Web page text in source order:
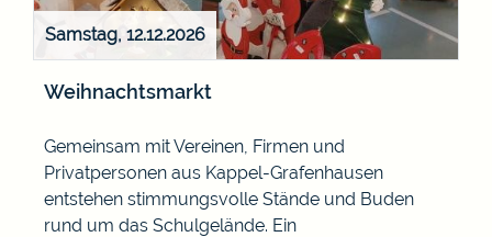
Samstag, 12.12.2026
Weihnachtsmarkt
Gemeinsam mit Vereinen, Firmen und
Privatpersonen aus Kappel-Grafenhausen
entstehen stimmungsvolle Stände und Buden
rund um das Schulgelände. Ein